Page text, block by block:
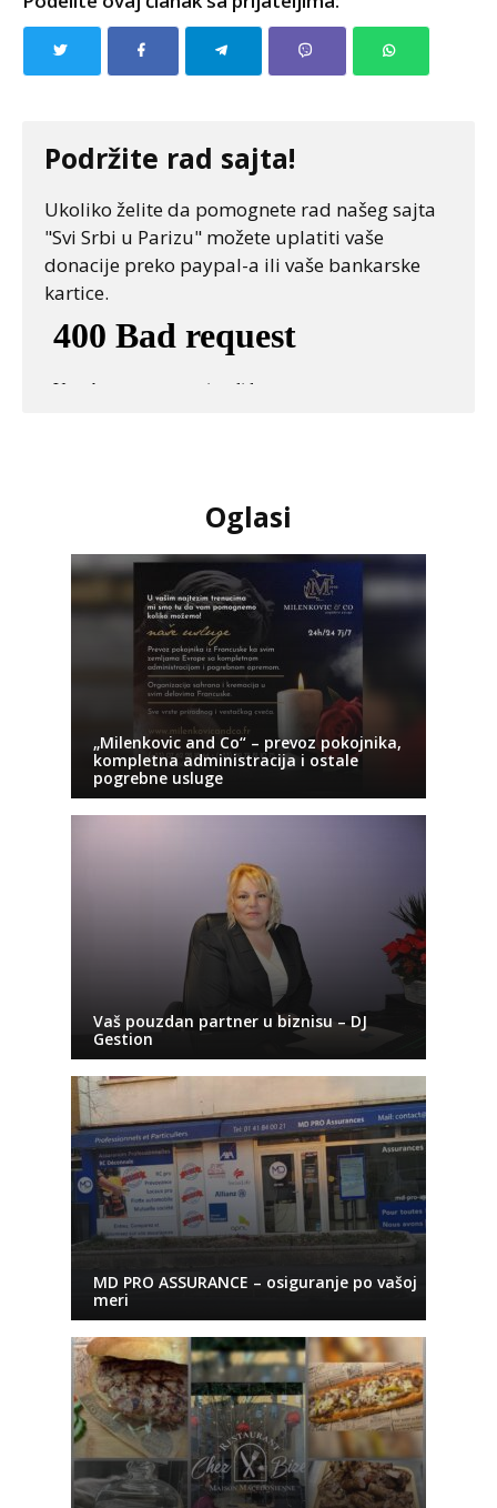
Podržite rad sajta!
Ukoliko želite da pomognete rad našeg sajta
"Svi Srbi u Parizu" možete uplatiti vaše
donacije preko paypal-a ili vaše bankarske
kartice.
Oglasi
„Milenkovic and Co“ – prevoz pokojnika,
kompletna administracija i ostale
pogrebne usluge
Vaš pouzdan partner u biznisu – DJ
Gestion
MD PRO ASSURANCE – osiguranje po vašoj
meri